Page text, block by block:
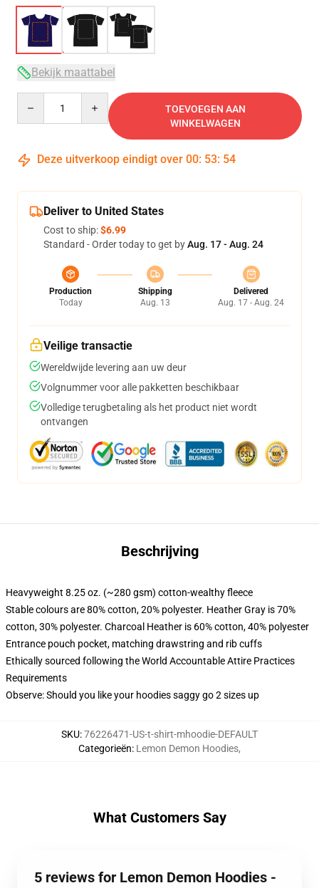
Bekijk maattabel
TOEVOEGEN AAN
WINKELWAGEN
Deze uitverkoop eindigt over 00: 53: 54
Deliver to United States
Cost to ship:$6.99
Standard - Order today to get byAug. 17 - Aug. 24
Production
Today
Shipping
Aug. 13
Delivered
Aug. 17 - Aug. 24
Veilige transactie
Wereldwijde levering aan uw deur
Volgnummer voor alle pakketten beschikbaar
Volledige terugbetaling als het product niet wordt
ontvangen
Beschrijving
Heavyweight 8.25 oz. (~280 gsm) cotton-wealthy fleece
Stable colours are 80% cotton, 20% polyester. Heather Gray is 70%
cotton, 30% polyester. Charcoal Heather is 60% cotton, 40% polyester
Entrance pouch pocket, matching drawstring and rib cuffs
Ethically sourced following the World Accountable Attire Practices
Requirements
Observe: Should you like your hoodies saggy go 2 sizes up
SKU:76226471-US-t-shirt-mhoodie-DEFAULT
Categorieën: Lemon Demon Hoodies,
What Customers Say
5 reviews for Lemon Demon Hoodies -